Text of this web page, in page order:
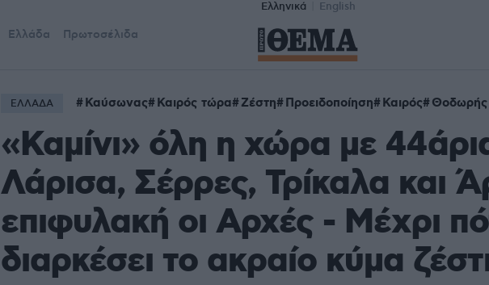
Ελληνικά English
Ελλάδα Πρωτοσέλιδα
ΕΛΛΑΔΑ Καύσωνας Καιρός τώρα Ζέστη Προειδοποίηση Καιρός
«Καμίνι» όλη η χώρα με
Λάρισα, Σέρρες, Τρίκαλα και
επιφυλακή οι Αρχές - Μέχρι
διαρκέσει το ακραίο κύμα